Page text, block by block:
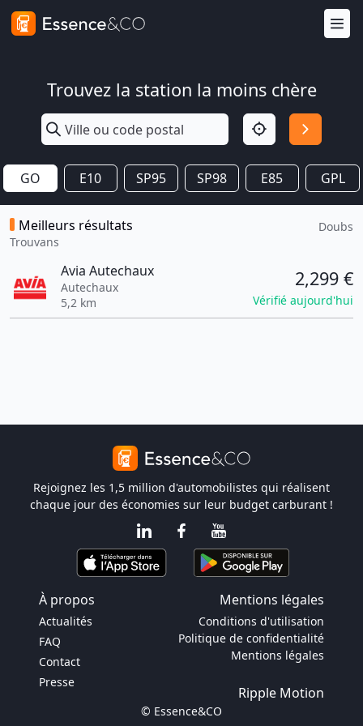
Trouvez la station la moins chère
GO E10 SP95 SP98 E85 GPL
Meilleurs résultats
Trouvans
Doubs
Avia Autechaux
Autechaux
5,2 km
2,299 €
Vérifié aujourd'hui
Rejoignez les 1,5 million d'automobilistes qui réalisent
chaque jour des économies sur leur budget carburant !
À propos Mentions légales
Actualités
FAQ
Contact
Presse
Conditions d'utilisation
Politique de confidentialité
Mentions légales
Ripple Motion
© Essence&CO